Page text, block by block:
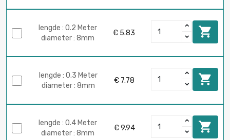
lengde : 0.2 Meter
diameter : 8mm
€ 5.83 
lengde : 0.3 Meter
diameter : 8mm
€ 7.78 
lengde : 0.4 Meter
diameter : 8mm
€ 9.94 